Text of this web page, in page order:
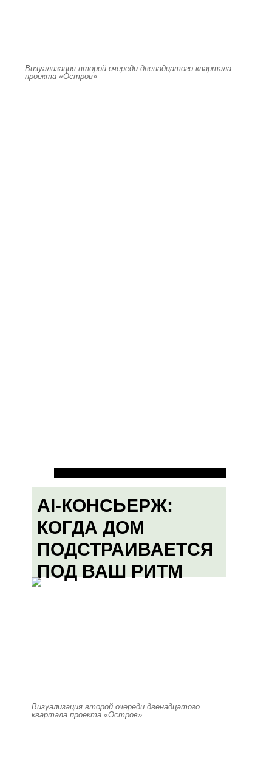
Визуализация второй очереди двенадцатого квартала
проекта «Остров»
AI-КОНСЬЕРЖ:
КОГДА ДОМ
ПОДСТРАИВАЕТСЯ
ПОД ВАШ РИТМ
Визуализация второй очереди двенадцатого
квартала проекта «Остров»